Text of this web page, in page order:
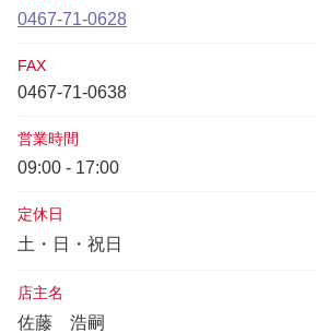
0467-71-0628
FAX
0467-71-0638
営業時間
09:00 - 17:00
定休日
土・日・祝日
店主名
佐藤 浩嗣